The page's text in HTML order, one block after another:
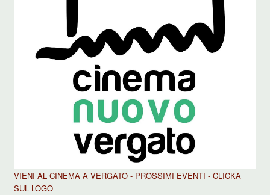
VIENI AL CINEMA A VERGATO - PROSSIMI EVENTI - CLICKA
SUL LOGO